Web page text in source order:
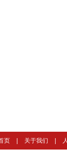
页 关于我们